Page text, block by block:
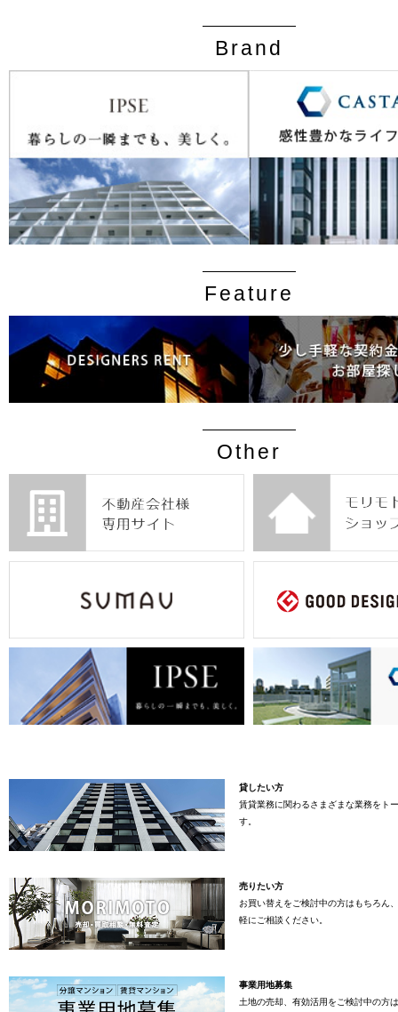
Brand
Feature
Other
貸したい方
賃貸業務に関わるさまざまな業務をト
す。
売りたい方
お買い替えをご検討中の方はもちろん
軽にご相談ください。
事業用地募集
土地の売却、有効活用をご検討中の方